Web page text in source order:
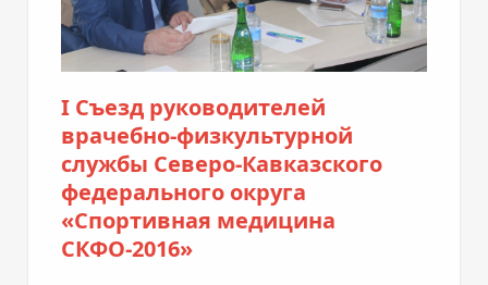
I Съезд руководителей
врачебно-физкультурной
службы Северо-Кавказского
федерального округа
«Спортивная медицина
СКФО-2016»